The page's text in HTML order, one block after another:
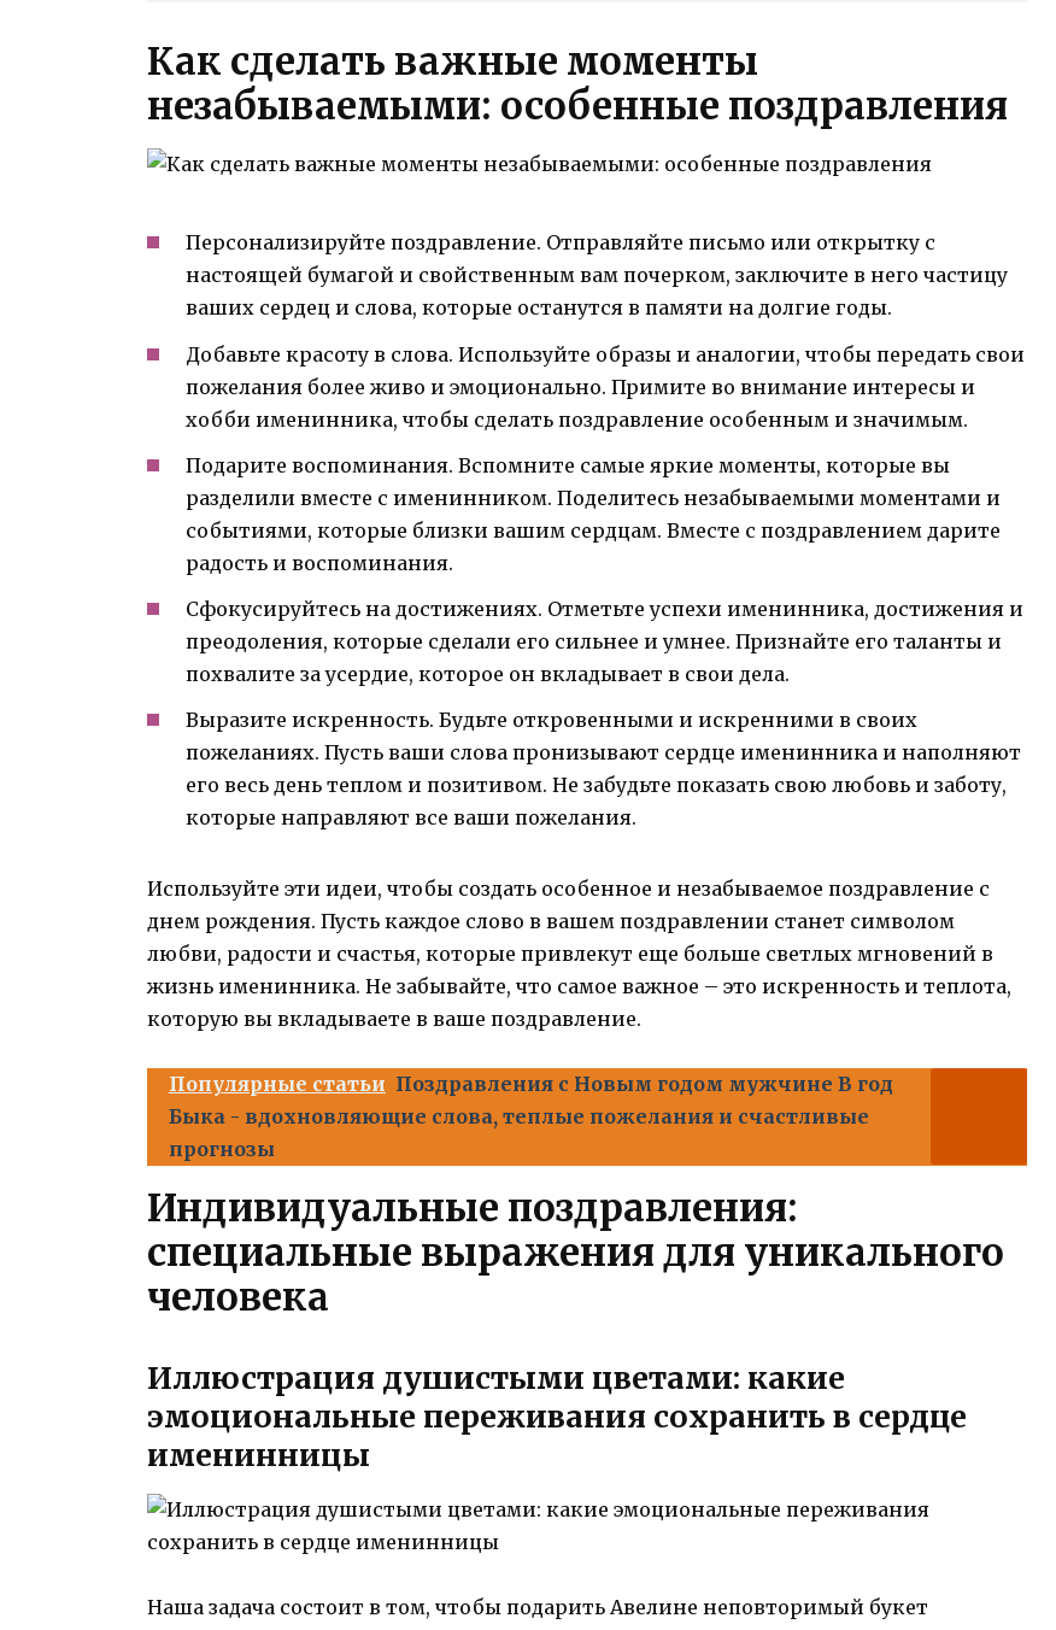
Как сделать важные моменты
незабываемыми: особенные поздравления
Персонализируйте поздравление. Отправляйте письмо или открытку с
настоящей бумагой и свойственным вам почерком, заключите в него частицу
ваших сердец и слова, которые останутся в памяти на долгие годы.
Добавьте красоту в слова. Используйте образы и аналогии, чтобы передать свои
пожелания более живо и эмоционально. Примите во внимание интересы и
хобби именинника, чтобы сделать поздравление особенным и значимым.
Подарите воспоминания. Вспомните самые яркие моменты, которые вы
разделили вместе с именинником. Поделитесь незабываемыми моментами и
событиями, которые близки вашим сердцам. Вместе с поздравлением дарите
радость и воспоминания.
Сфокусируйтесь на достижениях. Отметьте успехи именинника, достижения и
преодоления, которые сделали его сильнее и умнее. Признайте его таланты и
похвалите за усердие, которое он вкладывает в свои дела.
Выразите искренность. Будьте откровенными и искренними в своих
пожеланиях. Пусть ваши слова пронизывают сердце именинника и наполняют
его весь день теплом и позитивом. Не забудьте показать свою любовь и заботу,
которые направляют все ваши пожелания.
Используйте эти идеи, чтобы создать особенное и незабываемое поздравление с
днем рождения. Пусть каждое слово в вашем поздравлении станет символом
любви, радости и счастья, которые привлекут еще больше светлых мгновений в
жизнь именинника. Не забывайте, что самое важное – это искренность и теплота,
которую вы вкладываете в ваше поздравление.
Популярные статьи Поздравления с Новым годом мужчине В год
Быка - вдохновляющие слова, теплые пожелания и счастливые
прогнозы
Индивидуальные поздравления:
специальные выражения для уникального
человека
Иллюстрация душистыми цветами: какие
эмоциональные переживания сохранить в сердце
именинницы
Наша задача состоит в том, чтобы подарить Авелине неповторимый букет